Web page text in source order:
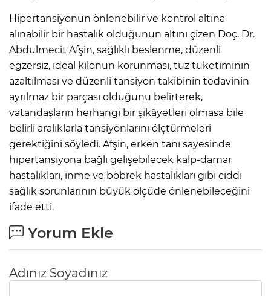
Hipertansiyonun önlenebilir ve kontrol altına
alınabilir bir hastalık olduğunun altını çizen Doç. Dr.
Abdulmecit Afşin, sağlıklı beslenme, düzenli
egzersiz, ideal kilonun korunması, tuz tüketiminin
azaltılması ve düzenli tansiyon takibinin tedavinin
ayrılmaz bir parçası olduğunu belirterek,
vatandaşların herhangi bir şikâyetleri olmasa bile
belirli aralıklarla tansiyonlarını ölçtürmeleri
gerektiğini söyledi. Afşin, erken tanı sayesinde
hipertansiyona bağlı gelişebilecek kalp-damar
hastalıkları, inme ve böbrek hastalıkları gibi ciddi
sağlık sorunlarının büyük ölçüde önlenebileceğini
ifade etti.
Yorum Ekle
Adınız Soyadınız